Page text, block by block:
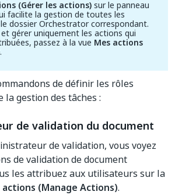
(Gérer les actions)sur le panneau
facilite la gestion de toutes les
dossier Orchestrator correspondant.
gérer uniquement les actions qui
passez à la vue Mes actions
.
de définir les rôles
la gestion des tâches :
de validation du document
de validation, vous voyez
de validation de document
les attribuez aux utilisateurs sur la
actions (Manage Actions).